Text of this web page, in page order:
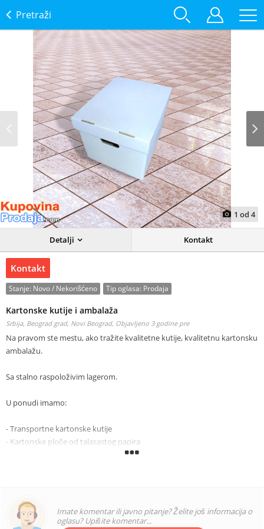
Pretraži
1 od 4
Detalji Kontakt
Kontakt
Stanje: Novo / Nekorišćeno Tip oglasa: Prodaja
Kartonske kutije i ambalaža
Srbija, Beograd grad, Novi Beograd, Objavljeno 3 godine pre
Na pravom ste mestu, ako tražite kvalitetne kutije, kvalitetnu kartonsku
ambalažu.
Sa stalno raspoloživim lagerom.
U ponudi imamo:
- Transportne kartonske kutije
- Kartonske ploče od talasastog papira
- Izrada alata za štancovanje
- Petoslojne kartonske kutije
Imate komentar ili javno pitanje? Želite još informacija o
oglasu? Upišite komentar...